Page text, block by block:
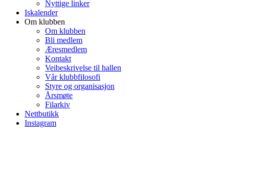
Nyttige linker
Iskalender
Om klubben
Om klubben
Bli medlem
Æresmedlem
Kontakt
Veibeskrivelse til hallen
Vår klubbfilosofi
Styre og organisasjon
Årsmøte
Filarkiv
Nettbutikk
Instagram